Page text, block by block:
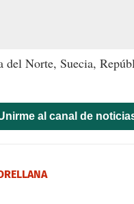
Norte, Suecia,
al canal de